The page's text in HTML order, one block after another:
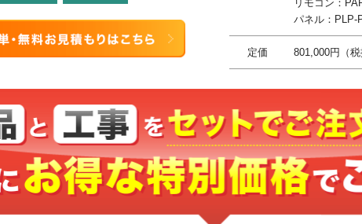
リモコン：
パネル：PLP-
定価 801,000円（税